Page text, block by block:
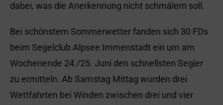
dabei, was die Anerkennung nicht schmälern soll.
Bei schönstem Sommerwetter fanden sich 30 FDs
beim Segelclub Alpsee Immenstadt ein um am
Wochenende 24./25. Juni den schnellsten Segler
zu ermitteln. Ab Samstag Mittag wurden drei
Wettfahrten bei Winden zwischen drei und vier